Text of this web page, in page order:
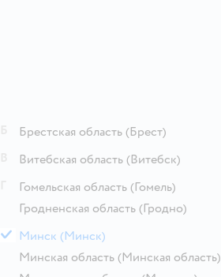
Брестская область (Брест)
Витебская область (Витебск)
Гомельская область (Гомель)
Гродненская область (Гродно)
М Минск (Минск)
Минская область (Минская область)